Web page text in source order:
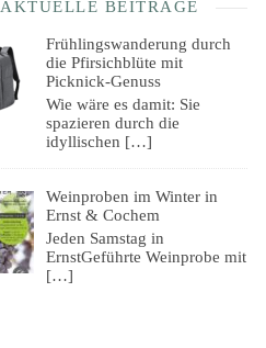
AKTUELLE BEITRÄGE
Frühlingswanderung durch
die Pfirsichblüte mit
Picknick-Genuss
Wie wäre es damit: Sie
spazieren durch die
idyllischen […]
Weinproben im Winter in
Ernst & Cochem
Jeden Samstag in
ErnstGeführte Weinprobe mit
[…]